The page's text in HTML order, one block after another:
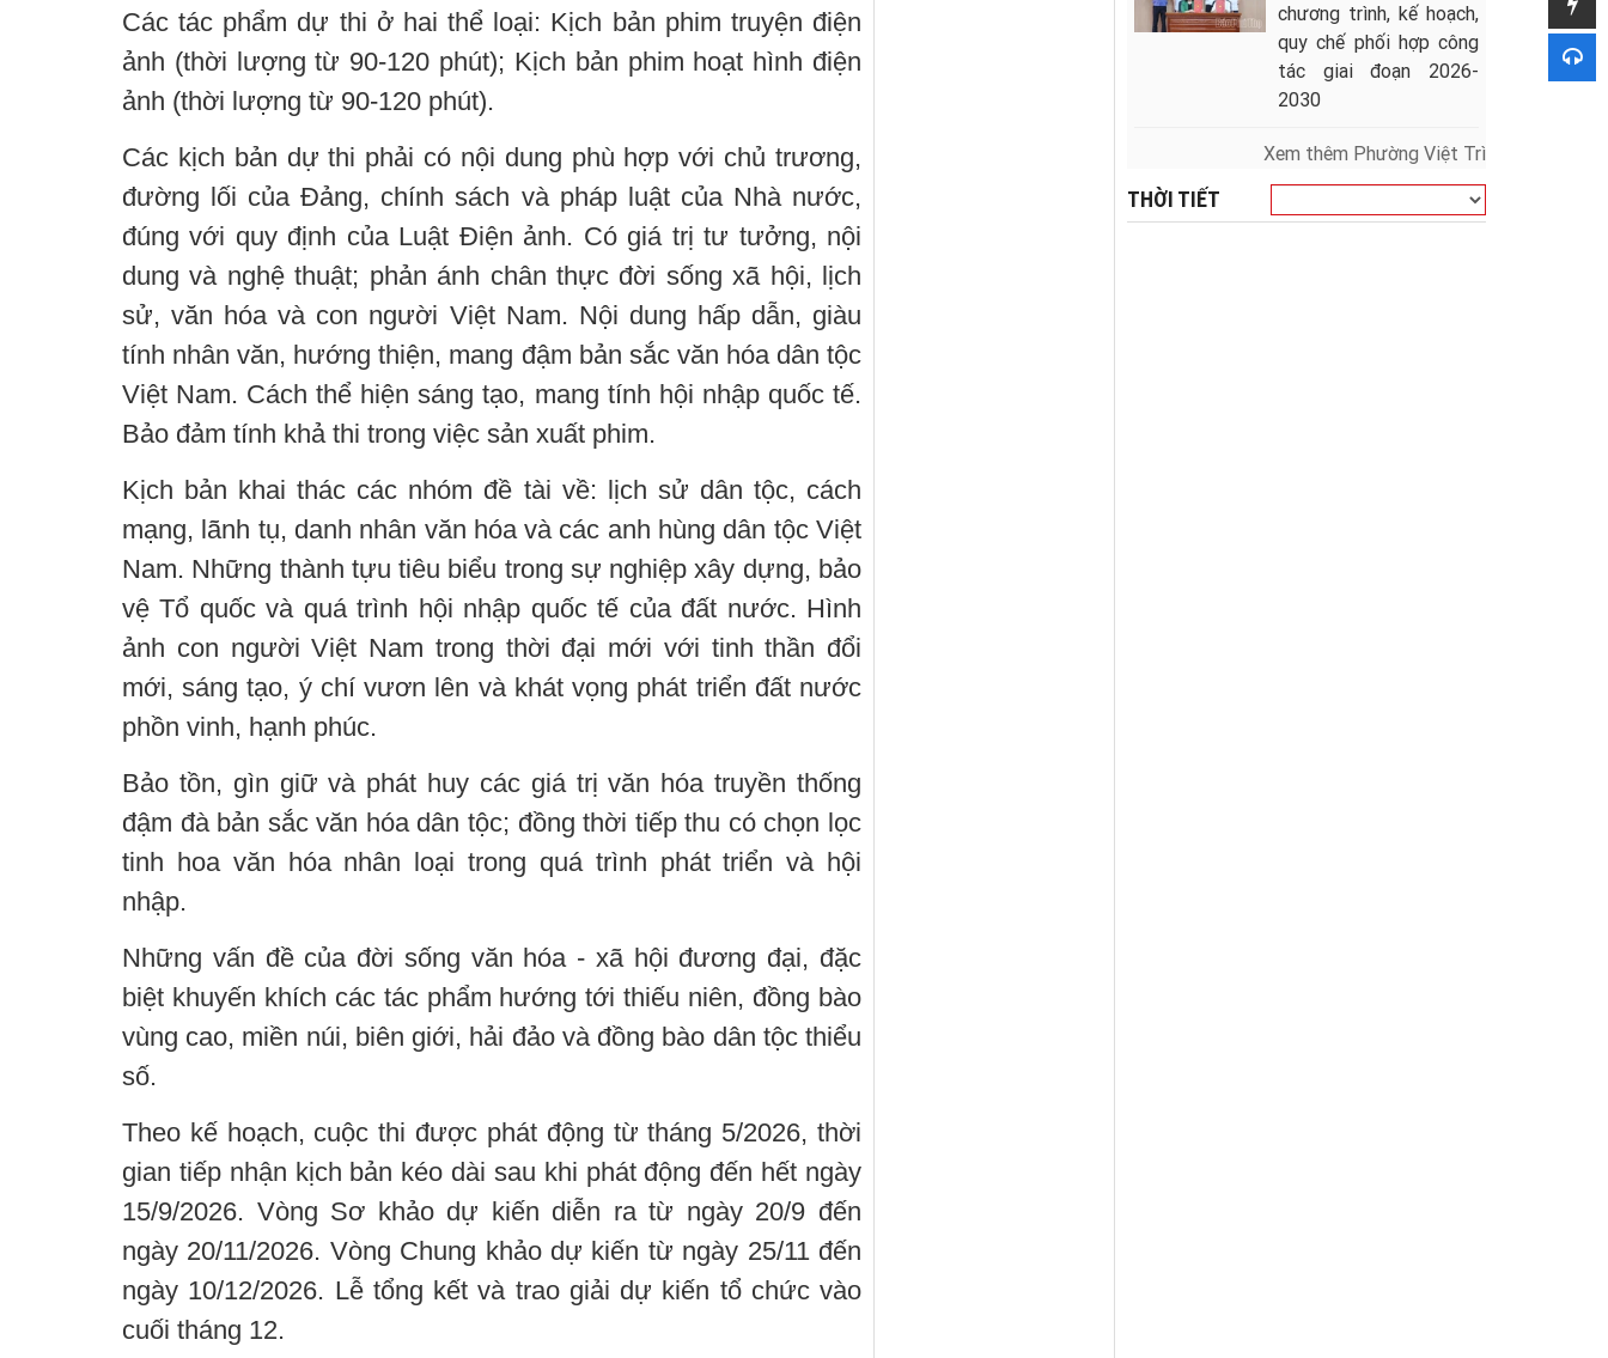
Các tác phẩm dự thi ở hai thể loại: Kịch bản phim truyện điện
ảnh (thời lượng từ 90-120 phút); Kịch bản phim hoạt hình điện
ảnh (thời lượng từ 90-120 phút).
Các kịch bản dự thi phải có nội dung phù hợp với chủ trương,
đường lối của Đảng, chính sách và pháp luật của Nhà nước,
đúng với quy định của Luật Điện ảnh. Có giá trị tư tưởng, nội
dung và nghệ thuật; phản ánh chân thực đời sống xã hội, lịch
sử, văn hóa và con người Việt Nam. Nội dung hấp dẫn, giàu
tính nhân văn, hướng thiện, mang đậm bản sắc văn hóa dân tộc
Việt Nam. Cách thể hiện sáng tạo, mang tính hội nhập quốc tế.
Bảo đảm tính khả thi trong việc sản xuất phim.
Kịch bản khai thác các nhóm đề tài về: lịch sử dân tộc, cách
mạng, lãnh tụ, danh nhân văn hóa và các anh hùng dân tộc Việt
Nam. Những thành tựu tiêu biểu trong sự nghiệp xây dựng, bảo
vệ Tổ quốc và quá trình hội nhập quốc tế của đất nước. Hình
ảnh con người Việt Nam trong thời đại mới với tinh thần đổi
mới, sáng tạo, ý chí vươn lên và khát vọng phát triển đất nước
phồn vinh, hạnh phúc.
Bảo tồn, gìn giữ và phát huy các giá trị văn hóa truyền thống
đậm đà bản sắc văn hóa dân tộc; đồng thời tiếp thu có chọn lọc
tinh hoa văn hóa nhân loại trong quá trình phát triển và hội
nhập.
Những vấn đề của đời sống văn hóa - xã hội đương đại, đặc
biệt khuyến khích các tác phẩm hướng tới thiếu niên, đồng bào
vùng cao, miền núi, biên giới, hải đảo và đồng bào dân tộc thiểu
số.
Theo kế hoạch, cuộc thi được phát động từ tháng 5/2026, thời
gian tiếp nhận kịch bản kéo dài sau khi phát động đến hết ngày
15/9/2026. Vòng Sơ khảo dự kiến diễn ra từ ngày 20/9 đến
ngày 20/11/2026. Vòng Chung khảo dự kiến từ ngày 25/11 đến
ngày 10/12/2026. Lễ tổng kết và trao giải dự kiến tổ chức vào
cuối tháng 12.
chương trình, kế hoạch,
quy chế phối hợp công
tác giai đoạn 2026-
2030
Xem thêm Phường Việt Trì
THỜI TIẾT